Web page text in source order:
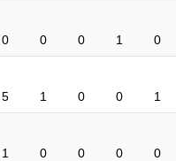
0 0 0 1 0
5 1 0 0 1
1 0 0 0 0